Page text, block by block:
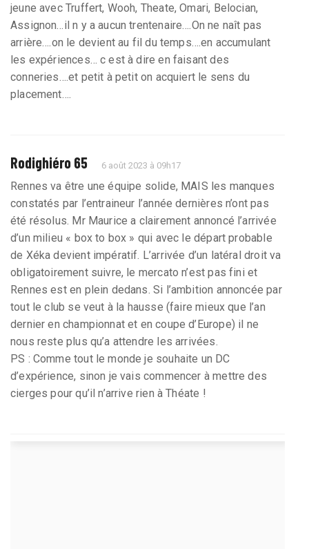
jeune avec Truffert, Wooh, Theate, Omari, Belocian,
Assignon…il n y a aucun trentenaire….On ne naît pas
arrière….on le devient au fil du temps….en accumulant
les expériences… c est à dire en faisant des
conneries….et petit à petit on acquiert le sens du
placement….
Rodighiéro 65 6 août 2023 à 09h17
Rennes va être une équipe solide, MAIS les manques
constatés par l’entraineur l’année dernières n’ont pas
été résolus. Mr Maurice a clairement annoncé l’arrivée
d’un milieu « box to box » qui avec le départ probable
de Xéka devient impératif. L’arrivée d’un latéral droit va
obligatoirement suivre, le mercato n’est pas fini et
Rennes est en plein dedans. Si l’ambition annoncée par
tout le club se veut à la hausse (faire mieux que l’an
dernier en championnat et en coupe d’Europe) il ne
nous reste plus qu’a attendre les arrivées.
PS : Comme tout le monde je souhaite un DC
d’expérience, sinon je vais commencer à mettre des
cierges pour qu’il n’arrive rien à Théate !